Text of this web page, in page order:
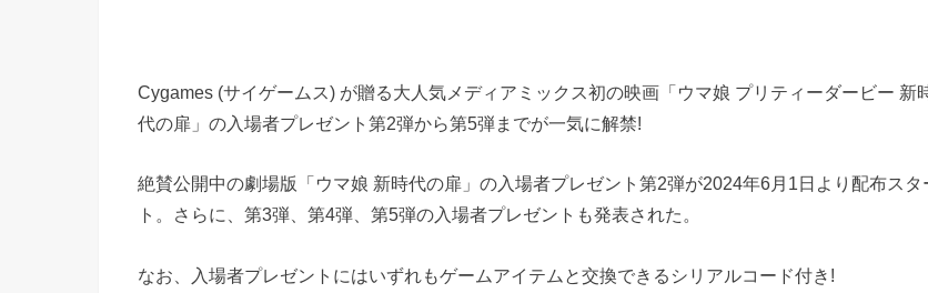
Cygames (サイゲームス) が贈る大人気メディアミックス初の映画「ウマ娘 プリティーダービー 新
代の扉」の入場者プレゼント第2弾から第5弾までが一気に解禁!
絶賛公開中の劇場版「ウマ娘 新時代の扉」の入場者プレゼント第2弾が2024年6月1日より配布スタ
ト。さらに、第3弾、第4弾、第5弾の入場者プレゼントも発表された。
なお、入場者プレゼントにはいずれもゲームアイテムと交換できるシリアルコード付き!